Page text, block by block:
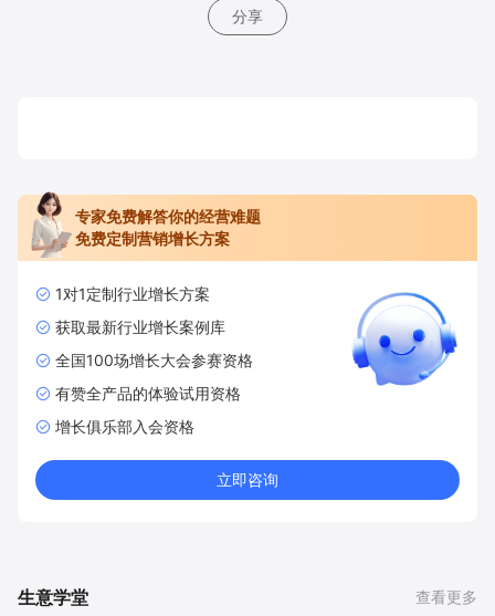
分享
专家免费解答你的经营难题
免费定制营销增长方案
1对1定制行业增长方案
获取最新行业增长案例库
全国100场增长大会参赛资格
有赞全产品的体验试用资格
增长俱乐部入会资格
立即咨询
生意学堂 查看更多